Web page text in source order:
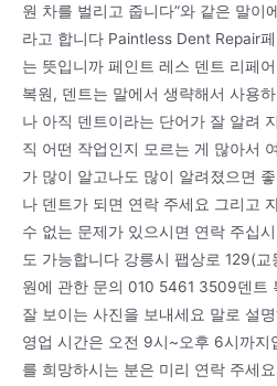
원 차를 벌리고 줍니다”와 같은 말이
라고 합니다 Paintless Dent Repair
는 뜻입니까 페인트 레스 덴트 리페
복원, 덴트는 말에서 생략해서 사용
나 아직 덴트이라는 단어가 잘 알려
직 어떤 작업인지 모르는 게 많아서
가 많이 알고나도 많이 알려졌으면
나 덴트가 되면 연락 주세요 그리고
수 없는 문제가 있으시면 연락 주십
도 가능합니다 강릉시 팹상로 129(
원에 관한 문의 010 5461 3509덴트
잘 보이는 사진을 보내세요 말로 설
영업 시간은 오전 9시~오후 6시까지
를 희망하시는 분은 미리 연락 주세